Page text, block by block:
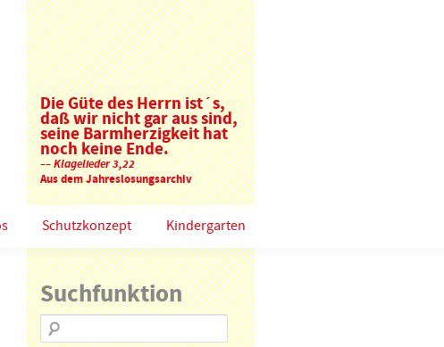
Die Güte des Herrn ist´s,
daß wir nicht gar aus sind,
seine Barmherzigkeit hat
noch keine Ende.
–– Klagelieder 3,22
Aus dem Jahreslosungsarchiv
Schutzkonzept Kindergarten
Suchfunktion